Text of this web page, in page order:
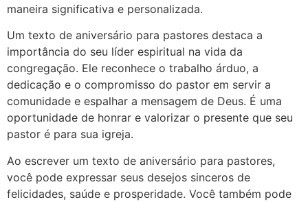
maneira significativa e personalizada.
Um texto de aniversário para pastores destaca a
importância do seu líder espiritual na vida da
congregação. Ele reconhece o trabalho árduo, a
dedicação e o compromisso do pastor em servir a
comunidade e espalhar a mensagem de Deus. É uma
oportunidade de honrar e valorizar o presente que seu
pastor é para sua igreja.
Ao escrever um texto de aniversário para pastores,
você pode expressar seus desejos sinceros de
felicidades, saúde e prosperidade. Você também pode